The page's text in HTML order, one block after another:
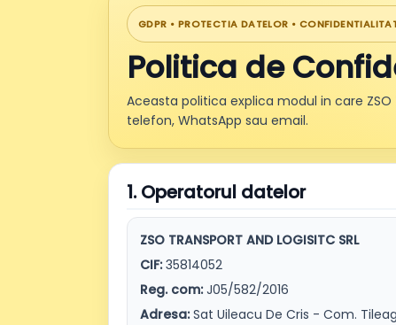
GDPR • PROTECTIA DATELOR •
Politica de
Aceasta politica explica modul in care ZSO
telefon, WhatsApp sau email.
1. Operatorul datelor
ZSO TRANSPORT AND LOGISITC SRL
CIF:35814052
Reg. com:J05/582/2016
Adresa:Sat Uileacu De Cris - Com.